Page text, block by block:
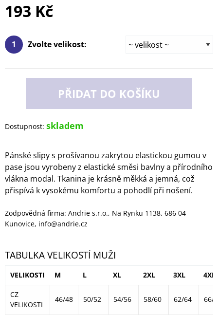
193 Kč
1 Zvolte velikost:
PŘIDAT DO KOŠÍKU
Dostupnost: skladem
Pánské slipy s prošívanou zakrytou elastickou gumou v
pase jsou vyrobeny z elastické směsi bavlny a přírodního
vlákna modal. Tkanina je krásně měkká a jemná, což
přispívá k vysokému komfortu a pohodlí při nošení.
Zodpovědná firma: Andrie s.r.o., Na Rynku 1138, 686 04
Kunovice, info@andrie.cz
TABULKA VELIKOSTÍ MUŽI
VELIKOSTI M L XL 2XL 3XL 4XL
CZ
VELIKOSTI
46/48 50/52 54/56 58/60 62/64 66/